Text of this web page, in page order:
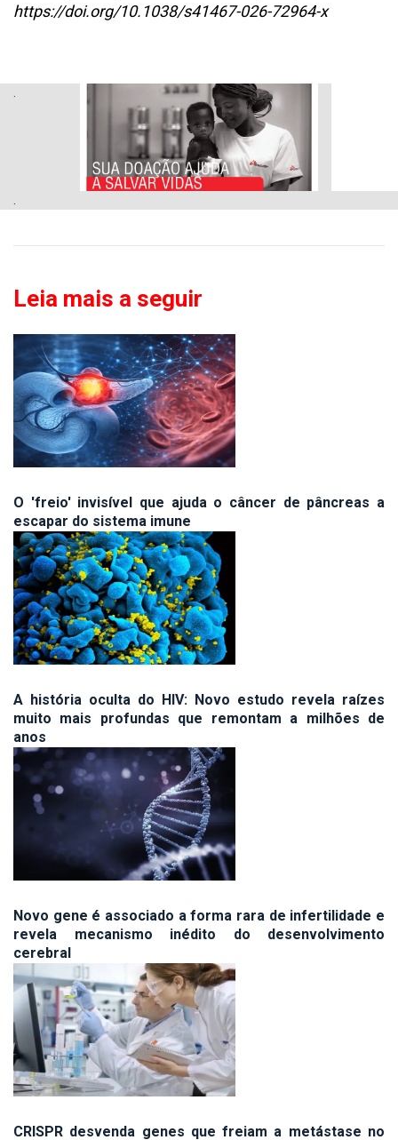
https://doi.org/10.1038/s41467-026-72964-x
Leia mais a seguir
O 'freio' invisível que ajuda o câncer de pâncreas a
escapar do sistema imune
A história oculta do HIV: Novo estudo revela raízes
muito mais profundas que remontam a milhões de
anos
Novo gene é associado a forma rara de infertilidade e
revela mecanismo inédito do desenvolvimento
cerebral
CRISPR desvenda genes que freiam a metástase no